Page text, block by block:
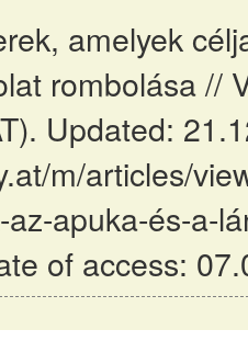
amelyek
rombolása //
Updated:
m/articles/
apuka-és-a-
of access: